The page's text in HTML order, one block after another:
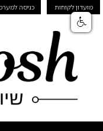
מועדון לקוחות כניסה